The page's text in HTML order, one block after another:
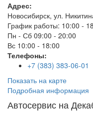
Адрес:
Новосибирск, ул.
График работы: 10:00 -
Пн - Сб 09:00 - 20:00
Вс 10:00 - 18:00
Телефоны:
+7 (383) 383-06-01
Показать на карте
Подробная информация
Автосервис на